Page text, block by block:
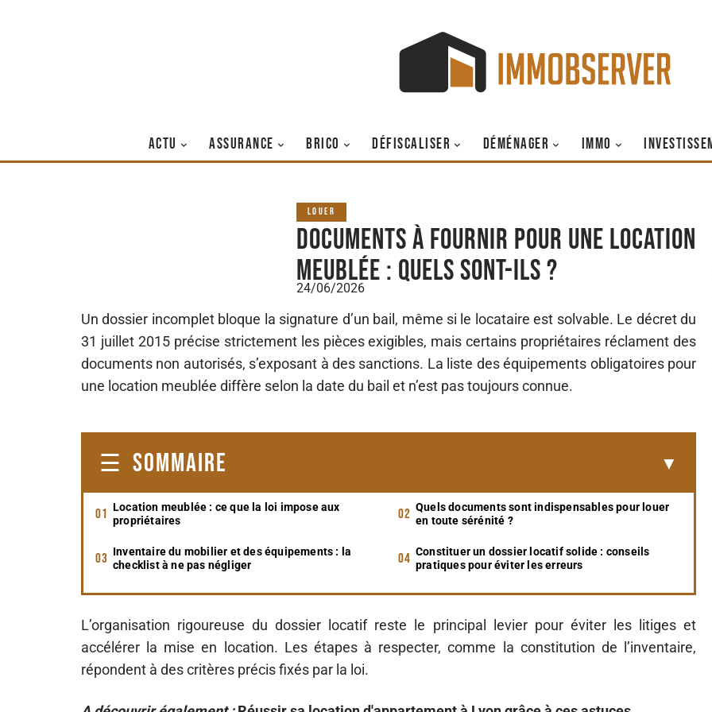
ACTU ASSURANCE BRICO DÉFISCALISER DÉMÉNAGER IMMO
LOUER
Documents à fournir pour une location
meublée : quels sont-ils ?
24/06/2026
Un dossier incomplet bloque la signature d’un bail, même si le locataire est solvable. Le décret du
31 juillet 2015 précise strictement les pièces exigibles, mais certains propriétaires réclament des
documents non autorisés, s’exposant à des sanctions. La liste des équipements obligatoires pour
une location meublée diffère selon la date du bail et n’est pas toujours connue.
SOMMAIRE
Location meublée : ce que la loi impose aux
propriétaires
Quels documents sont indispensables pour louer
en toute sérénité ?
Inventaire du mobilier et des équipements : la
checklist à ne pas négliger
Constituer un dossier locatif solide : conseils
pratiques pour éviter les erreurs
L’organisation rigoureuse du dossier locatif reste le principal levier pour éviter les litiges et
accélérer la mise en location. Les étapes à respecter, comme la constitution de l’inventaire,
répondent à des critères précis fixés par la loi.